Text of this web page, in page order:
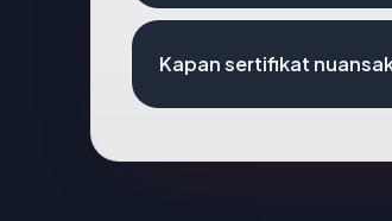
Kapan sertifikat